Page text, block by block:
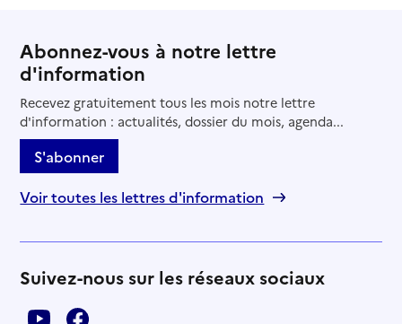
Abonnez-vous à notre lettre
d'information
Recevez gratuitement tous les mois notre lettre
d'information : actualités, dossier du mois, agenda...
S'abonner
Voir toutes les lettres d'information
Suivez-nous sur les réseaux sociaux